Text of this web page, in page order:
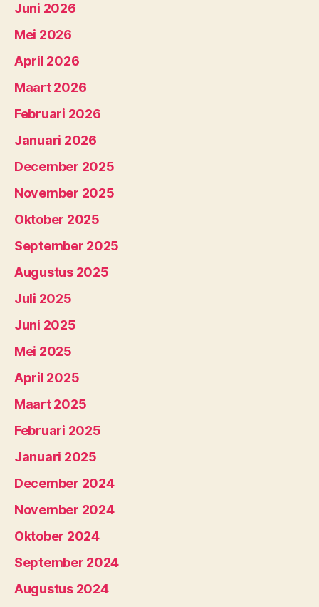
Juni 2026
Mei 2026
April 2026
Maart 2026
Februari 2026
Januari 2026
December 2025
November 2025
Oktober 2025
September 2025
Augustus 2025
Juli 2025
Juni 2025
Mei 2025
April 2025
Maart 2025
Februari 2025
Januari 2025
December 2024
November 2024
Oktober 2024
September 2024
Augustus 2024